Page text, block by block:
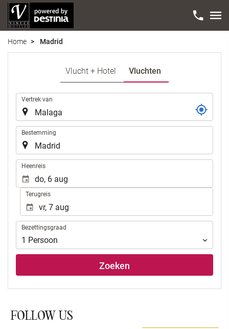
Home Madrid
Vlucht + Hotel Vluchten
Reis
Vertrek van
Bestemming
Heenreis
Terugreis
Bezettingsgraad
Bezettingsgraad
1 Persoon
Zoeken
FOLLOW US